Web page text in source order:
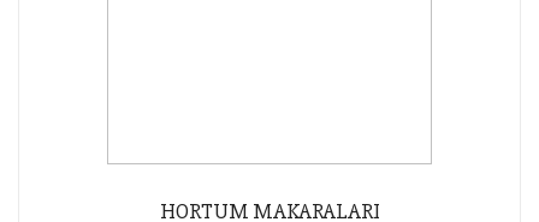
HORTUM MAKARALARI